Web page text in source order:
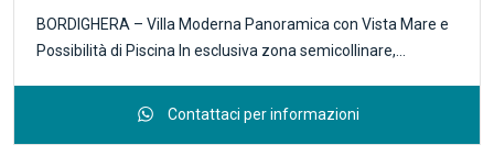
BORDIGHERA – Villa Moderna Panoramica con Vista Mare e
Possibilità di Piscina In esclusiva zona semicollinare,
vendita **elegante villa moderna** con splendida vista mare
Contattaci per informazioni